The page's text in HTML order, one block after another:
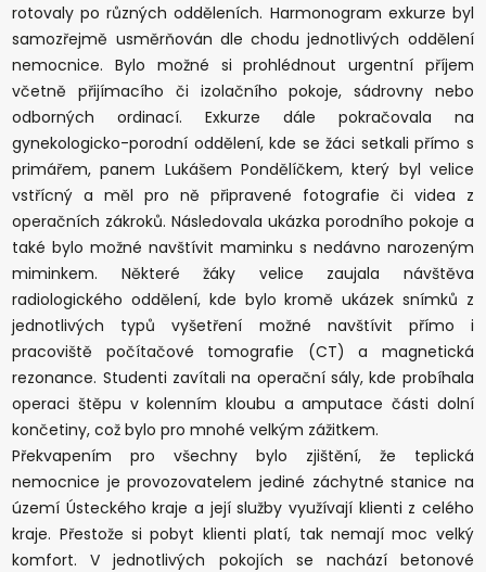
rotovaly po různých odděleních. Harmonogram exkurze byl
samozřejmě usměrňován dle chodu jednotlivých oddělení
nemocnice. Bylo možné si prohlédnout urgentní příjem
včetně přijímacího či izolačního pokoje, sádrovny nebo
odborných ordinací. Exkurze dále pokračovala na
gynekologicko-porodní oddělení, kde se žáci setkali přímo s
primářem, panem Lukášem Pondělíčkem, který byl velice
vstřícný a měl pro ně připravené fotografie či videa z
operačních zákroků. Následovala ukázka porodního pokoje a
také bylo možné navštívit maminku s nedávno narozeným
miminkem. Některé žáky velice zaujala návštěva
radiologického oddělení, kde bylo kromě ukázek snímků z
jednotlivých typů vyšetření možné navštívit přímo i
pracoviště počítačové tomografie (CT) a magnetická
rezonance. Studenti zavítali na operační sály, kde probíhala
operaci štěpu v kolenním kloubu a amputace části dolní
končetiny, což bylo pro mnohé velkým zážitkem.
Překvapením pro všechny bylo zjištění, že teplická
nemocnice je provozovatelem jediné záchytné stanice na
území Ústeckého kraje a její služby využívají klienti z celého
kraje. Přestože si pobyt klienti platí, tak nemají moc velký
komfort. V jednotlivých pokojích se nachází betonové